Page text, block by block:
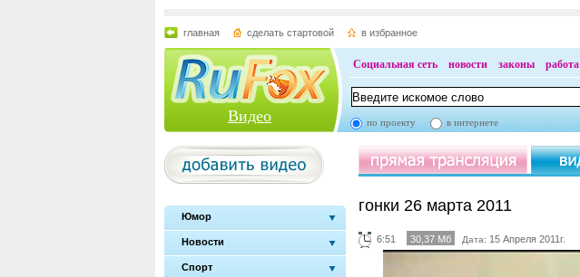
главная сделать стартовой в избранное
Видео
Социальная сеть новости законы работа
по проекту в интернете
Юмор
Новости
Спорт
гонки 26 марта 2011
6:51 30,37 Мб Дата: 15 Апреля 2011г.